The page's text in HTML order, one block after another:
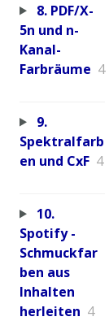
8. PDF/X-
5n und n-
Kanal-
Farbräume 4
9.
Spektralfarb
en und CxF 4
10.
Spotify -
Schmuckfar
ben aus
Inhalten
herleiten 4